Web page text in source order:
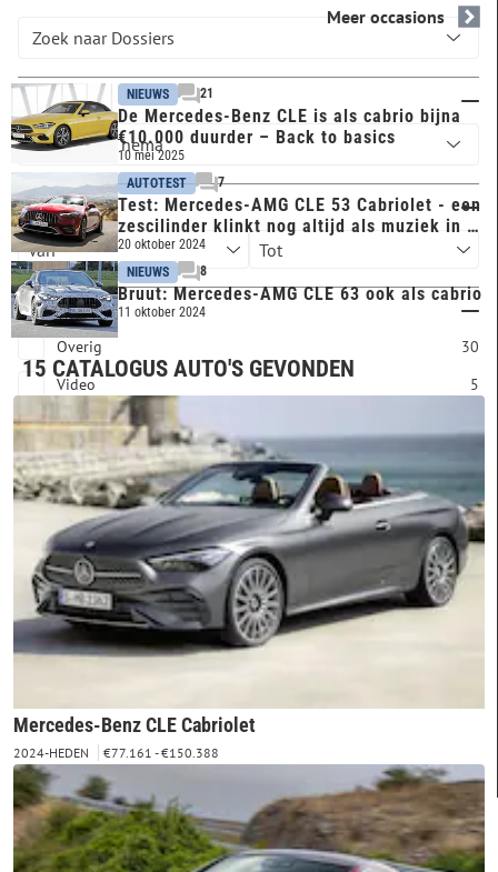
Thema
Publicatiejaar
Artikel type
Overig
30
Video
5
PDF
Meer occasions
NIEUWS 21
De Mercedes-Benz CLE is als cabrio bijna
€10.000 duurder – Back to basics
10 mei 2025
AUTOTEST
7
Test: Mercedes-AMG CLE 53 Cabriolet - een
zescilinder klinkt nog altijd als muziek in de
oren
20 oktober 2024
NIEUWS
8
Bruut: Mercedes-AMG CLE 63 ook als cabrio
11 oktober 2024
15 CATALOGUS AUTO'S GEVONDEN
Mercedes-Benz CLE Cabriolet
2024-HEDEN €77.161 - €150.388